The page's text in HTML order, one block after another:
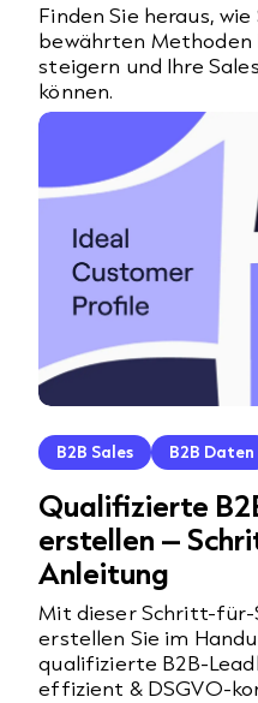
Finden Sie heraus,
bewährten
steigern und Ihre
können.
B2B Sales B2B Daten
Qualifizierte
erstellen –
Anleitung
Mit dieser Schritt-
erstellen Sie im
qualifizierte B2B-
effizient & DSGVO-